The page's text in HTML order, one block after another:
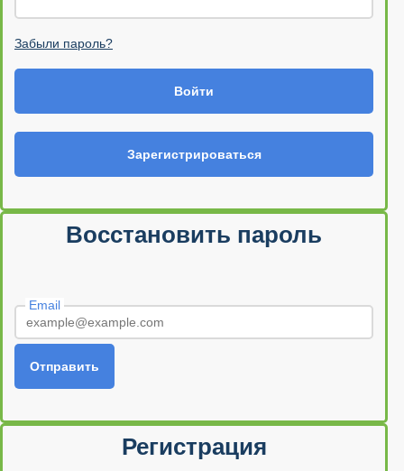
Забыли пароль?
Войти
Зарегистрироваться
Восстановить пароль
Email
Отправить
Регистрация